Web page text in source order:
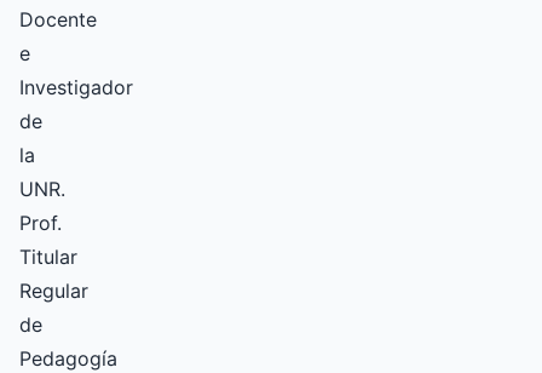
Docente
e
Investigador
de
la
UNR.
Prof.
Titular
Regular
de
Pedagogía